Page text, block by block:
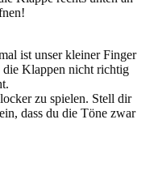
ist unser kleiner Finger
die Klappen nicht richtig
zu spielen. Stell dir
dass du die Töne zwar